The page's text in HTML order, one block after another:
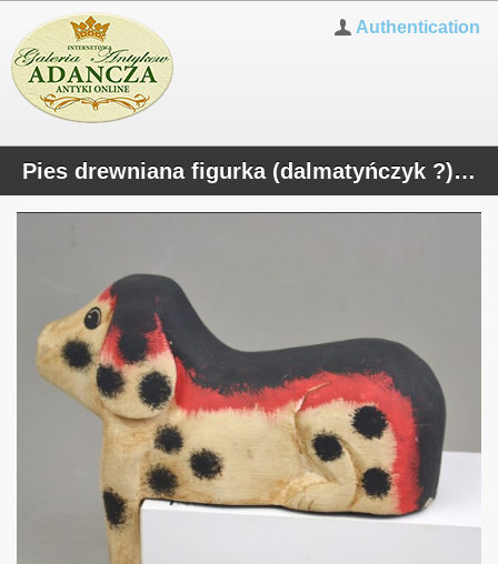
Authentication
Pies drewniana figurka (dalmatyńczyk ?) rękodzieło Anglia Norfolk